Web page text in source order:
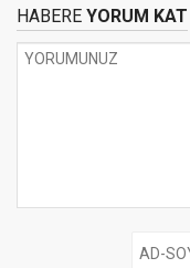
HABERE YORUM KAT